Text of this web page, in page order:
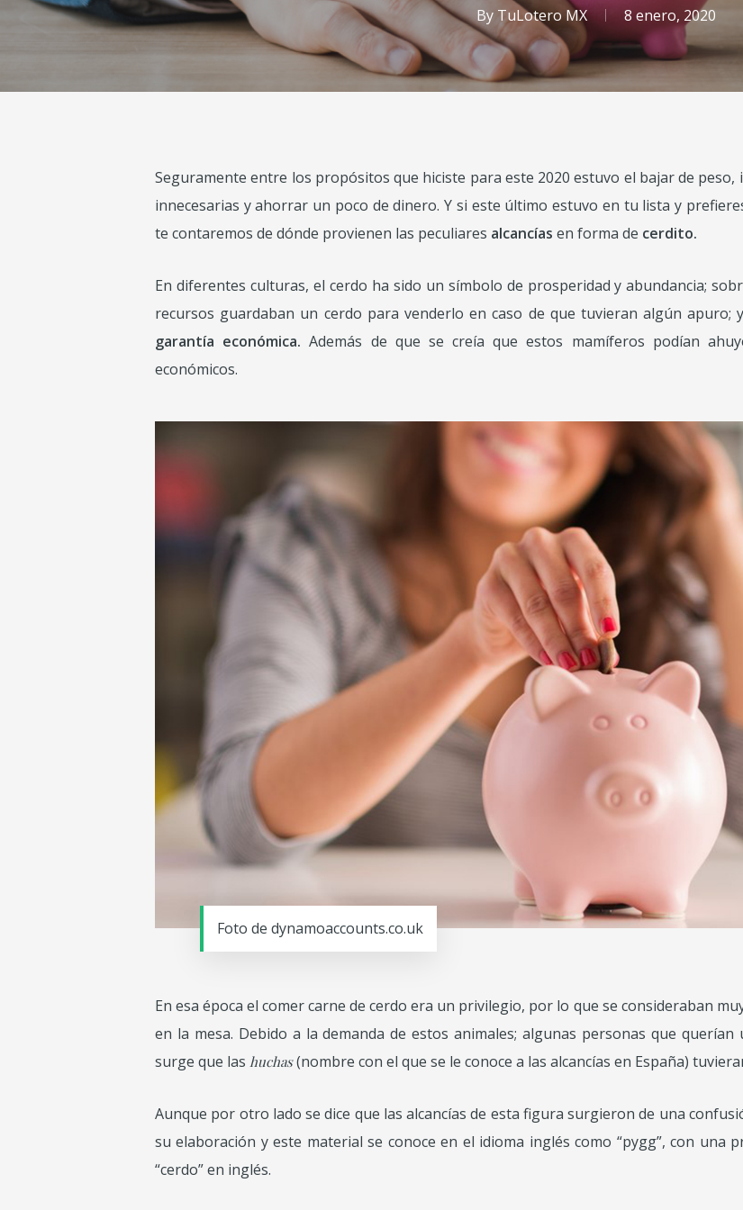
By TuLotero MX 8 enero, 2020
Seguramente entre los propósitos que hiciste para este 2020 estuvo el bajar de
innecesarias y ahorrar un poco de dinero. Y si este último estuvo en tu lista y
te contaremos de dónde provienen las peculiares alcancías en forma de cerdito.
En diferentes culturas, el cerdo ha sido un símbolo de prosperidad y abundancia;
recursos guardaban un cerdo para venderlo en caso de que tuvieran algún apuro;
garantía económica.Además de que se creía que estos mamíferos podían
económicos.
Foto de dynamoaccounts.co.uk
En esa época el comer carne de cerdo era un privilegio, por lo que se consideraban
en la mesa. Debido a la demanda de estos animales; algunas personas que querían
surge que las huchas(nombre con el que se le conoce a las alcancías en España)
Aunque por otro lado se dice que las alcancías de esta figura surgieron de una
su elaboración y este material se conoce en el idioma inglés como “pygg”, con una
“cerdo” en inglés.